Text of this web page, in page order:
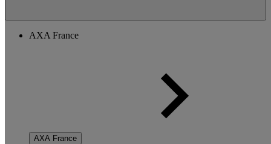
AXA France
AXA France